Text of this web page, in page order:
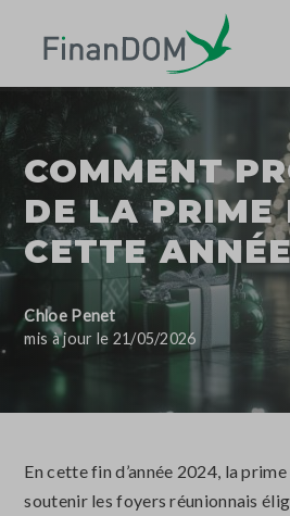
COMMENT
DE LA PRIME
CETTE
Chloe Penet
mis à jour le 21/05/2026
En cette fin d’année 2024, la
soutenir les foyers réunionnais